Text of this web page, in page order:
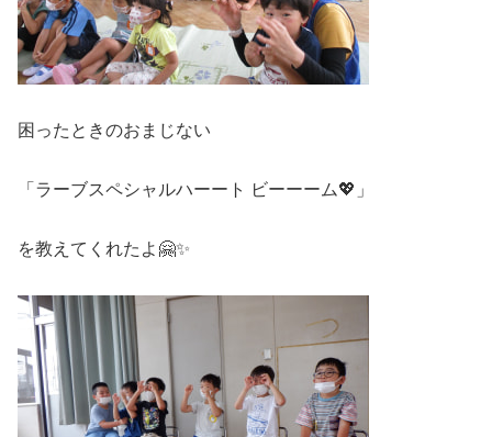
困ったときのおまじない
「ラーブスペシャルハーート ビーーーム💖」
を教えてくれたよ🤗✨